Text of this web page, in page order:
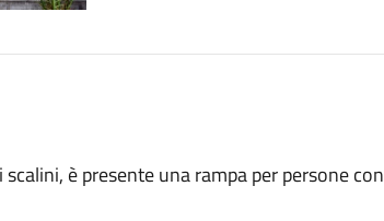
è presente una rampa per persone con